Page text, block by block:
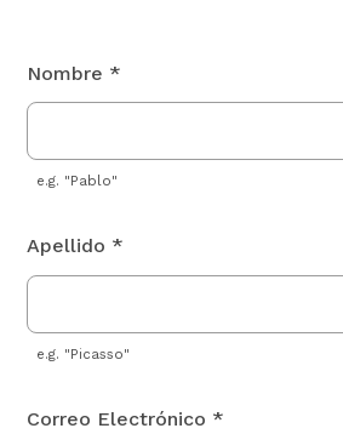
Nombre *
e.g. "Pablo"
Apellido *
e.g. "Picasso"
Correo Electrónico *